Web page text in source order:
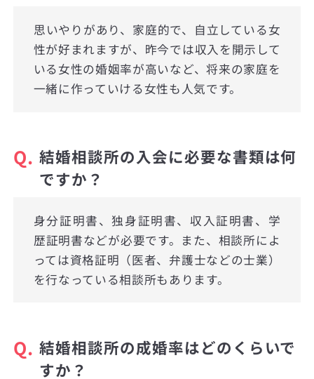
思いやりがあり、家庭的で、自立している女
性が好まれますが、昨今では収入を開示して
いる女性の婚姻率が高いなど、将来の家庭を
一緒に作っていける女性も人気です。
Q. 結婚相談所の入会に必要な書類は何
ですか？
身分証明書、独身証明書、収入証明書、学
歴証明書などが必要です。また、相談所によ
っては資格証明（医者、弁護士などの士業）
を行なっている相談所もあります。
Q. 結婚相談所の成婚率はどのくらいで
すか？